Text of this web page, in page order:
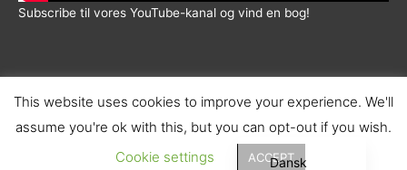
Subscribe til vores YouTube-kanal og vind en bog!
© 2026 |Wadskjær Forlag| info@wadskjaerforlag.dk |
Handelsbetingelser |Fortrolighedspolitik
This website uses cookies to improve your experience. We'll
assume you're ok with this, but you can opt-out if you wish.
Cookie settings
ACCEPT
Dansk
English (UK)